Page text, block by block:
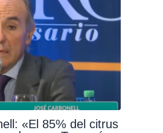
«El 85% del citrus